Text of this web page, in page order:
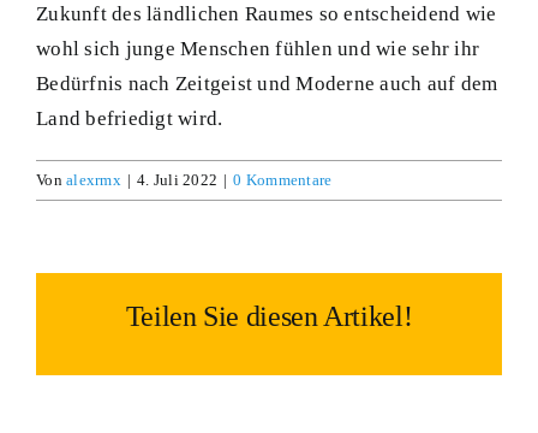
Zukunft des ländlichen Raumes so entscheidend wie
wohl sich junge Menschen fühlen und wie sehr ihr
Bedürfnis nach Zeitgeist und Moderne auch auf dem
Land befriedigt wird.
Vonalexrmx | 4. Juli 2022 | 0 Kommentare
Teilen Sie diesen Artikel!